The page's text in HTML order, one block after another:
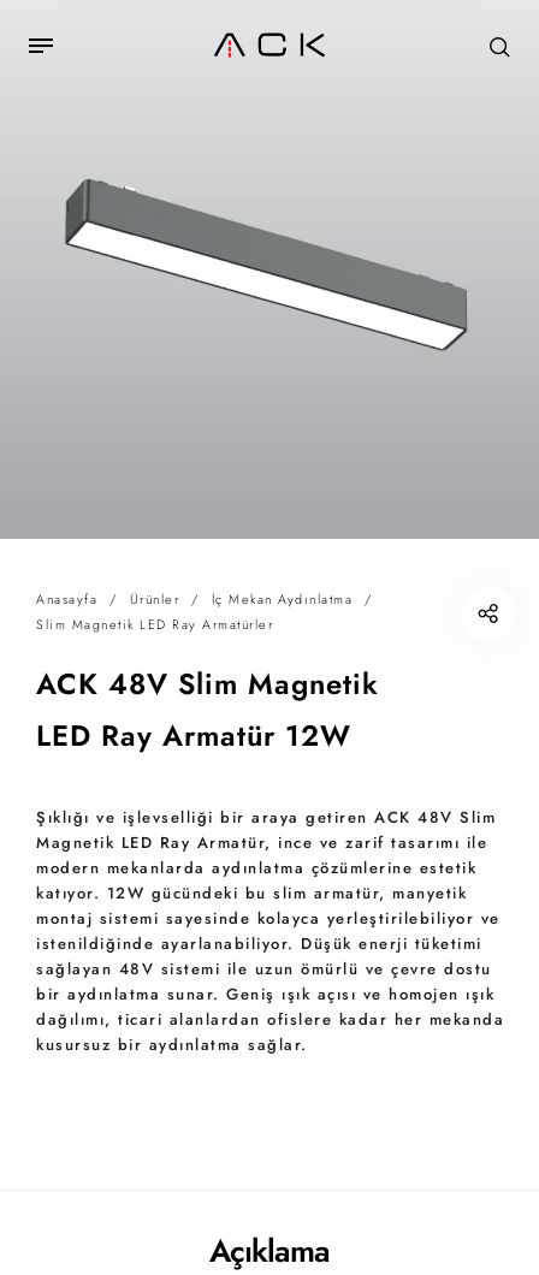
Anasayfa / Ürünler / İç Mekan Aydınlatma
/
Slim Magnetik LED Ray Armatürler
ACK 48V Slim Magnetik
LED Ray Armatür 12W
Şıklığı ve işlevselliği bir araya getiren ACK 48V Slim
Magnetik LED Ray Armatür, ince ve zarif tasarımı ile
modern mekanlarda aydınlatma çözümlerine estetik
katıyor. 12W gücündeki bu slim armatür, manyetik
montaj sistemi sayesinde kolayca yerleştirilebiliyor ve
istenildiğinde ayarlanabiliyor. Düşük enerji tüketimi
sağlayan 48V sistemi ile uzun ömürlü ve çevre dostu
bir aydınlatma sunar. Geniş ışık açısı ve homojen ışık
dağılımı, ticari alanlardan ofislere kadar her mekanda
kusursuz bir aydınlatma sağlar.
Açıklama